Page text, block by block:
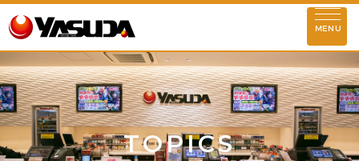
MENU
お知らせ
ストーリー
企業理念
会社情報 TOPICS